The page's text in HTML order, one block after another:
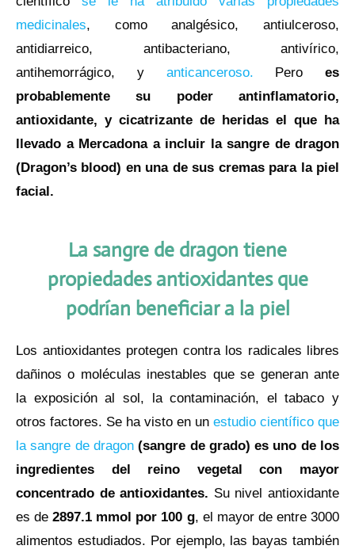
medicinales, como analgésico, antiulceroso,
antidiarreico, antibacteriano, antivírico,
antihemorrágico, y anticanceroso. Pero es
probablemente su poder antinflamatorio,
antioxidante, y cicatrizante de heridas el que ha
llevado a Mercadona a incluir la sangre de dragon
(Dragon’s blood) en una de sus cremas para la piel
facial.
La sangre de dragon tiene
propiedades antioxidantes que
podrían beneficiar a la piel
Los antioxidantes protegen contra los radicales libres
dañinos o moléculas inestables que se generan ante
la exposición al sol, la contaminación, el tabaco y
otros factores. Se ha visto en un estudio científico que
la sangre de dragon(sangre de grado) es uno de los
ingredientes del reino vegetal con mayor
concentrado de antioxidantes. Su nivel antioxidante
es de2897.1 mmol por 100 g, el mayor de entre 3000
alimentos estudiados. Por ejemplo, las bayas también